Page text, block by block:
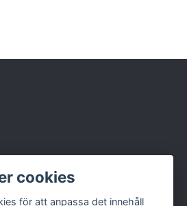
cookies
för att anpassa det innehåll